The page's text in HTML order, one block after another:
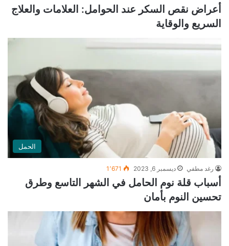
أعراض نقص السكر عند الحوامل: العلامات والعلاج
السريع والوقاية
الحمل
رغد مطفي ديسمبر 6, 2023 1٬671
أسباب قلة نوم الحامل في الشهر التاسع وطرق
تحسين النوم بأمان